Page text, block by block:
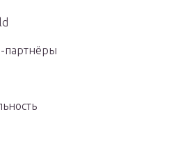
партнёры